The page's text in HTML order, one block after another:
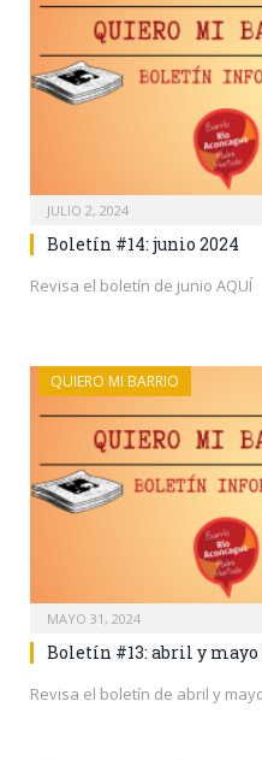
JULIO 2, 2024
Boletín #14: junio 2024
Revisa el boletín de junio AQUÍ
QUIERO MI BARRIO
MAYO 31, 2024
Boletín #13: abril y mayo
Revisa el boletín de abril y